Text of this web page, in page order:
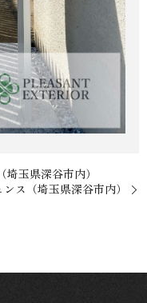
玉県深谷市内）
ス（埼玉県深谷市内）